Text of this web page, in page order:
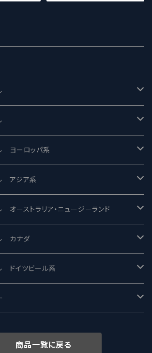
ちゅうブルーイング
-セカンドストーリー
Hearn
KOTAN
ーイング Y.Market Brewing
ンタイムズ
ップリンゴライアス
テイト
ス
ァイアストーン
ヨーロッパ系
ード
ン
- Wilde Child
ブリュードッグ
ライイング イン
アジア系
イロ
- ハートオブダークネス
ーボン
オーストラリア・ニュージーランド
キーリッジ
ボッドリッジー
コ・コンスピレーターズ
カナダ
ーオーズ
ブルック
ドイツビール系
テン
商品一覧に戻る